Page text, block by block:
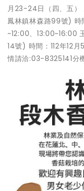
月23-24日（四、五
鳳林鎮林森路99號) 時
~12:00、13:00~16:00
14號) 時間：112年12
情請洽:03-8325141分